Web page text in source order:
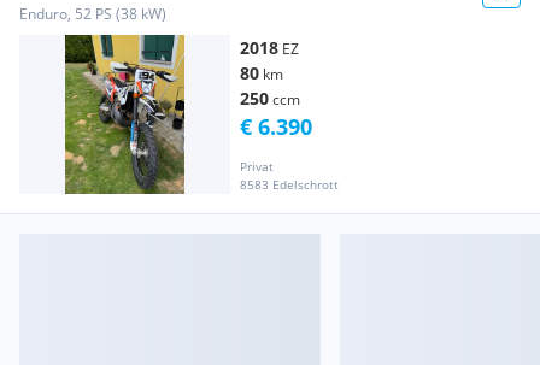
Enduro, 52 PS (38 kW)
2018 EZ
80 km
250ccm
Privat
8583 Edelschrott
€ 6.390